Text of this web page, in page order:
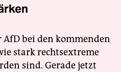
bei den kommenden
stark rechtsextreme
sind. Gerade jetzt